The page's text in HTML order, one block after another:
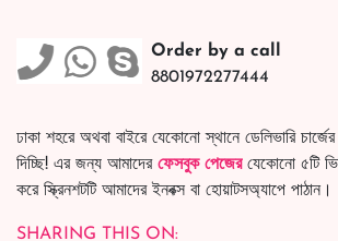
Order by a call
8801972277444
ঢাকা শহরে অথবা বাইরে যেকোনো স্থানে ডেলিভারি
দিচ্ছি! এর জন্য আমাদের ফেসবুক পেজেরযেকোনো ৫টি
করে স্ক্রিনশটটি আমাদের ইনবক্স বা হোয়াটসঅ্যাপে পাঠান।
SHARING THIS ON: